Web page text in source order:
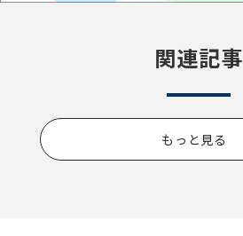
関連記事
もっと見る